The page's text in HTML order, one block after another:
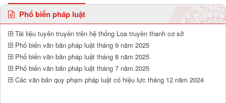
Phổ biến pháp luật
Tài liệu tuyên truyền trên hệ thống Loa truyền thanh cơ sở
Phổ biến văn bản pháp luật tháng 9 năm 2025
Phổ biến văn bản pháp luật tháng 8 năm 2025
Phổ biến văn bản pháp luật tháng 7 năm 2025
Các văn bản quy phạm pháp luật có hiệu lực tháng 12 năm 2024